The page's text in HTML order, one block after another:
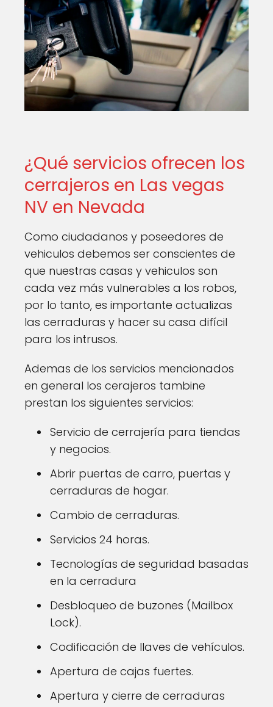
¿Qué servicios ofrecen los
cerrajeros en Las vegas
NV en Nevada
Como ciudadanos y poseedores de
vehiculos debemos ser conscientes de
que nuestras casas y vehiculos son
cada vez más vulnerables a los robos,
por lo tanto, es importante actualizas
las cerraduras y hacer su casa difícil
para los intrusos.
Ademas de los servicios mencionados
en general los cerajeros tambine
prestan los siguientes servicios:
Servicio de cerrajería para tiendas
y negocios.
Abrir puertas de carro, puertas y
cerraduras de hogar.
Cambio de cerraduras.
Servicios 24 horas.
Tecnologías de seguridad basadas
en la cerradura
Desbloqueo de buzones (Mailbox
Lock).
Codificación de llaves de vehículos.
Apertura de cajas fuertes.
Apertura y cierre de cerraduras